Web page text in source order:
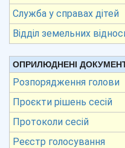
Служба у справах дітей
Відділ земельних
ОПРИЛЮДНЕНІ
Розпорядження голови
Проєкти рішень сесій
Протоколи сесій
Реєстр голосування